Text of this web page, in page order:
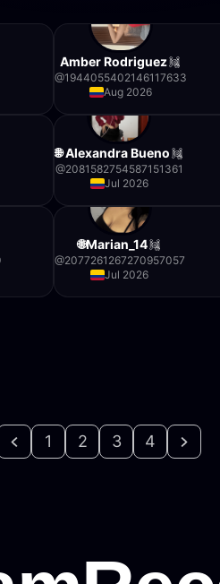
Amber Rodriguez
@1944055402146117633
Aug 2026
🌐 Alexandra Bueno
@2081582754587151361
Jul 2026
🌐Marian_14
@2077261267270957057
Jul 2026
1 2 3 4